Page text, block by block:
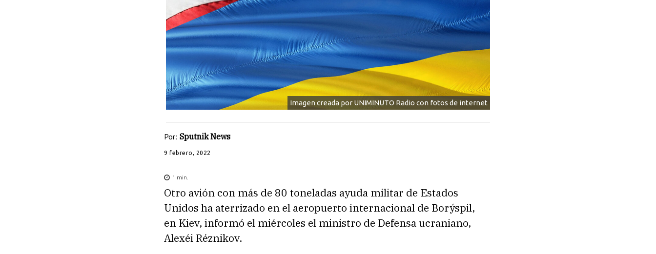
Imagen creada por UNIMINUTO Radio con fotos de internet
Por: Sputnik News
9 febrero, 2022
1 min.
Otro avión con más de 80 toneladas ayuda militar de Estados
Unidos ha aterrizado en el aeropuerto internacional de Borýspil,
en Kiev, informó el miércoles el ministro de Defensa ucraniano,
Alexéi Réznikov.